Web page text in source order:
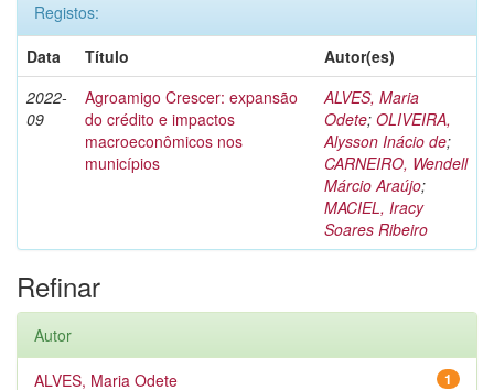
Registos:
Data
Título
Autor(es)
2022-
09
Agroamigo Crescer: expansão
do crédito e impactos
macroeconômicos nos
municípios
ALVES, Maria
Odete; OLIVEIRA,
Alysson Inácio de;
CARNEIRO, Wendell
Márcio Araújo;
MACIEL, Iracy
Soares Ribeiro
Refinar
Autor
1
ALVES, Maria Odete